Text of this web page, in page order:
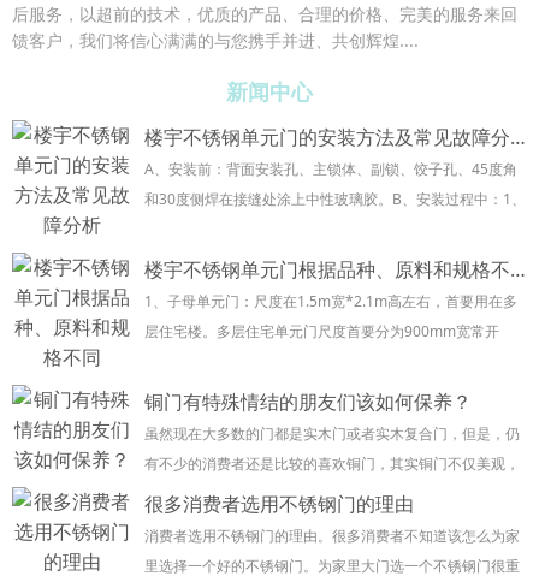
后服务，以超前的技术，优质的产品、合理的价格、完美的服务来回
馈客户，我们将信心满满的与您携手并进、共创辉煌....
新闻中心
楼宇不锈钢单元门的安装方法及常见故障分析
A、安装前：背面安装孔、主锁体、副锁、饺子孔、45度角
和30度侧焊在接缝处涂上中性玻璃胶。B、安装过程中：1、
支架安装，以免撞到安装孔。C、安装后：...
楼宇不锈钢单元门根据品种、原料和规格不同
1、子母单元门：尺度在1.5m宽*2.1m高左右，首要用在多
层住宅楼。多层住宅单元门尺度首要分为900mm宽常开
要通向地下室。 2、四开单元门 ...
铜门有特殊情结的朋友们该如何保养？
虽然现在大多数的门都是实木门或者实木复合门，但是，仍
有不少的消费者还是比较的喜欢铜门，其实铜门不仅美观，
在日常的保养中也会减掉很多的麻烦，你知道铜门如何保养
很多消费者选用不锈钢门的理由
消费者选用不锈钢门的理由。很多消费者不知道该怎么为家
里选择一个好的不锈钢门。为家里大门选一个不锈钢门很重